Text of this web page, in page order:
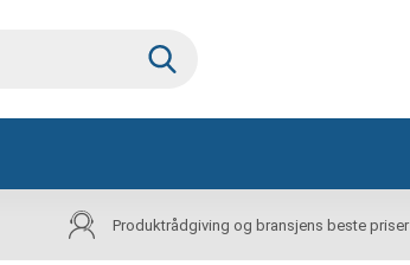
Produktrådgiving og bransjens beste priser